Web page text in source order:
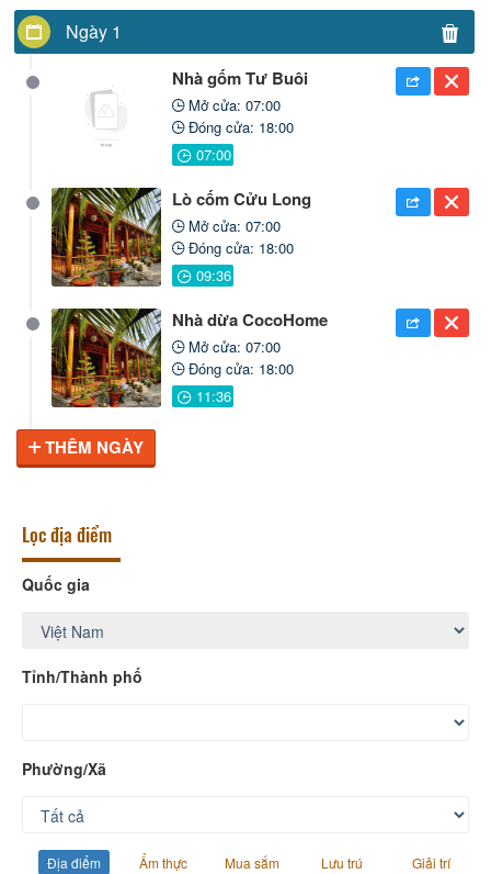
Ngày 1
Nhà gốm Tư Buôi
Mở cửa: 07:00
Đóng cửa: 18:00
Lò cốm Cửu Long
Mở cửa: 07:00
Đóng cửa: 18:00
Nhà dừa CocoHome
Mở cửa: 07:00
Đóng cửa: 18:00
THÊM NGÀY
Lọc địa điểm
Quốc gia
Tỉnh/Thành phố
Phường/Xã
Địa điểm Ẩm thực Mua sắm Lưu trú Giải trí